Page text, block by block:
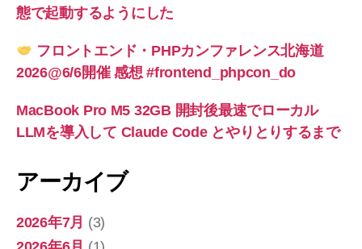
態で起動するようにした
フロントエンド・PHPカンファレンス北海道
2026@6/6開催 感想 #frontend_phpcon_do
MacBook Pro M5 32GB 開封後最速でローカル
LLMを導入して Claude Code とやりとりするまで
アーカイブ
2026年7月 (3)